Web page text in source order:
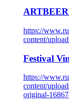
https://
content/
Festival
https://
content/
original-